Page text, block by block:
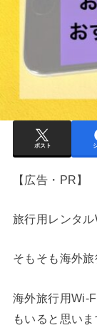
ポスト
【広告・PR】
旅行用レンタ
そもそも海外
海外旅行用Wi-
もいると思いま